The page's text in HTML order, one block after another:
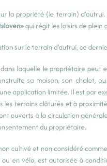
la propriété (le terrain)
qui régit les loisirs de plein
sur le terrain d’autrui, ce
laquelle le propriétaire peut
sa maison, son chalet,
application limitée. Il est par
terrains clôturés et à
ouverts à la circulation
du propriétaire.
cultivé et non considéré
en vélo, est autorisée à